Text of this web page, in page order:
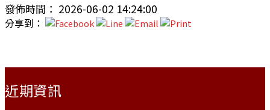
發佈時間： 2026-06-02 14:24:00
分享到：
近期資訊